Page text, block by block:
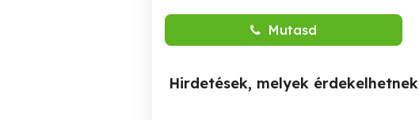
Mutasd
Hirdetések, melyek érdekelhetnek